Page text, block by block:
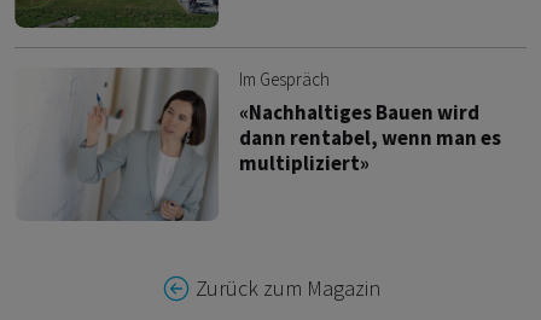
Im Gespräch
«Nachhaltiges Bauen wird
dann rentabel, wenn man es
multipliziert»
Zurück zum Magazin